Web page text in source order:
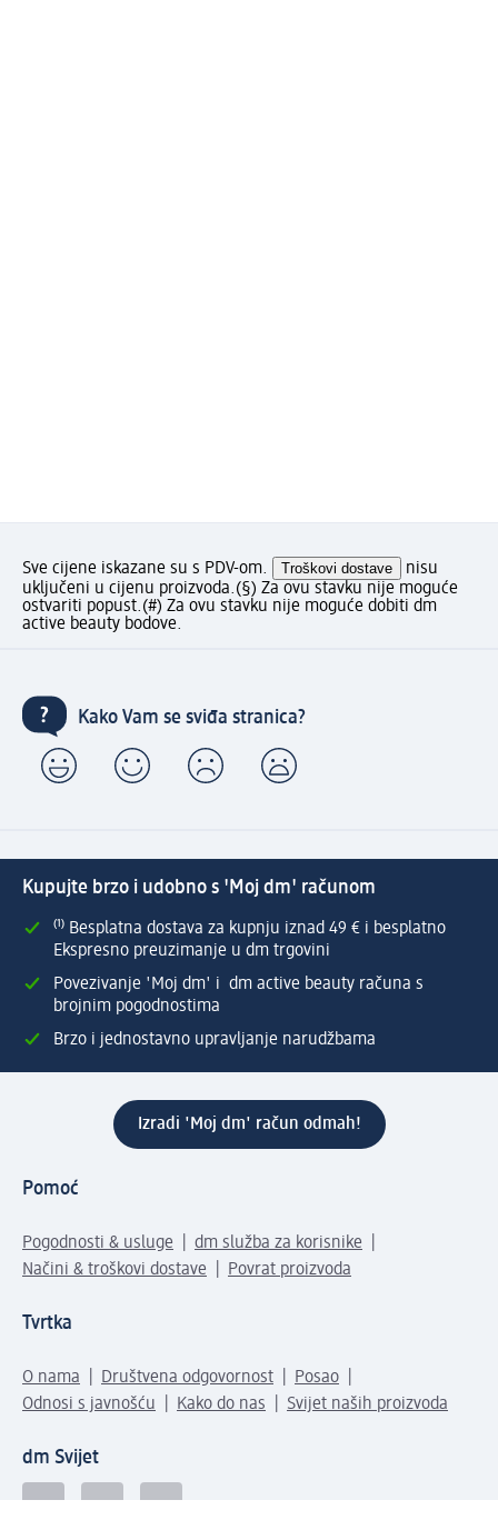
Sve cijene iskazane su s PDV-om. Troškovi dostave
nisu
uključeni u cijenu proizvoda.(§) Za ovu stavku nije moguće
ostvariti popust.(#) Za ovu stavku nije moguće dobiti dm
active beauty bodove.
Kako Vam se sviđa stranica?
Kupujte brzo i udobno s 'Moj dm' računom
⁽¹⁾ Besplatna dostava za kupnju iznad 49 € i besplatno
Ekspresno preuzimanje u dm trgovini
Povezivanje 'Moj dm' i dm active beauty računa s
brojnim pogodnostima
Brzo i jednostavno upravljanje narudžbama
Izradi 'Moj dm' račun odmah!
Pomoć
Pogodnosti & usluge
dm služba za korisnike
Načini & troškovi dostave
Povrat proizvoda
Tvrtka
O nama Društvena odgovornost
Posao
Odnosi s javnošću
Kako do nas Svijet naših proizvoda
dm Svijet